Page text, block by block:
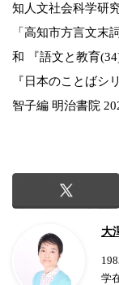
知人文社会科学研
「高知市方言文末
和 『語文と教育
『日本のことばシ
智子編 明治書院
大
学